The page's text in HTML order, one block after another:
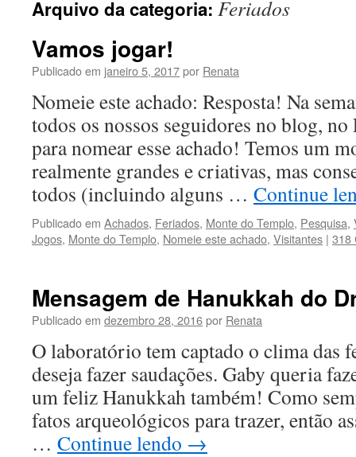
conteúdo
Arquivo da categoria: Feriados
Vamos jogar!
Publicado em janeiro 5, 2017por Renata
Nomeie este achado: Resposta! Na
todos os nossos seguidores no blog,
para nomear esse achado! Temos um
realmente grandes e criativas, mas
todos (incluindo alguns … Continue
Publicado em Achados, Feriados, Monte do Templo, Pesquisa,
Jogos, Monte do Templo, Nomeie este achado, Visitantes | 318
Mensagem de Hanukkah do
Publicado em dezembro 28, 2016por Renata
O laboratório tem captado o clima das
deseja fazer saudações. Gaby queria
um feliz Hanukkah também! Como
fatos arqueológicos para trazer, então
… Continue lendo →